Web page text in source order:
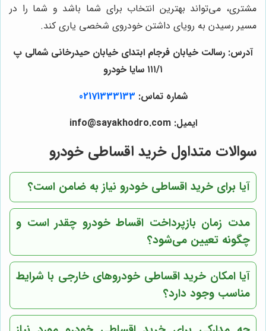
مشتری، می‌تواند بهترین انتخاب برای شما باشد و شما را در
مسیر رسیدن به رویای داشتن خودروی شخصی یاری کند.
آدرس: رسالت خیابان فرجام ابتدای خیابان حیدرخانی شمالی پ
۱۱۱/۱ سایا خودرو
شماره تماس: 02171333133
ایمیل: info@sayakhodro.com
سوالات متداول خرید اقساطی خودرو
آیا برای خرید اقساطی خودرو نیاز به ضامن است؟
مدت زمان بازپرداخت اقساط خودرو چقدر است و
چگونه تعیین می‌شود؟
آیا امکان خرید اقساطی خودروهای خارجی با شرایط
مناسب وجود دارد؟